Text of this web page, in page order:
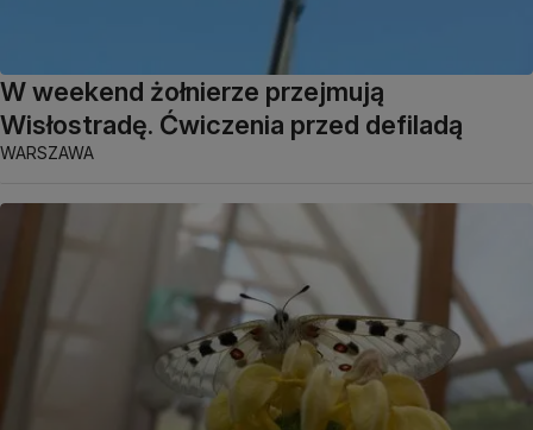
W weekend żołnierze przejmują
Wisłostradę. Ćwiczenia przed defiladą
WARSZAWA